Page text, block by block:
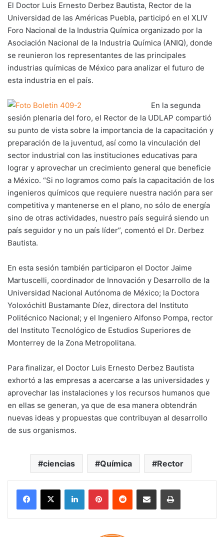
El Doctor Luis Ernesto Derbez Bautista, Rector de la
Universidad de las Américas Puebla, participó en el XLIV
Foro Nacional de la Industria Química organizado por la
Asociación Nacional de la Industria Química (ANIQ), donde
se reunieron los representantes de las principales
industrias químicas de México para analizar el futuro de
esta industria en el país.
En la segunda
sesión plenaria del foro, el Rector de la UDLAP compartió
su punto de vista sobre la importancia de la capacitación y
preparación de la juventud, así como la vinculación del
sector industrial con las instituciones educativas para
lograr y aprovechar un crecimiento general que beneficie
a México. “Si no logramos como país la capacitación de los
ingenieros químicos que requiere nuestra nación para ser
competitiva y mantenerse en el plano, no sólo de energía
sino de otras actividades, nuestro país seguirá siendo un
país seguidor y no un país líder”, comentó el Dr. Derbez
Bautista.
En esta sesión también participaron el Doctor Jaime
Martuscelli, coordinador de Innovación y Desarrollo de la
Universidad Nacional Autónoma de México; la Doctora
Yoloxóchitl Bustamante Díez, directora del Instituto
Politécnico Nacional; y el Ingeniero Alfonso Pompa, rector
del Instituto Tecnológico de Estudios Superiores de
Monterrey de la Zona Metropolitana.
Para finalizar, el Doctor Luis Ernesto Derbez Bautista
exhortó a las empresas a acercarse a las universidades y
aprovechar las instalaciones y los recursos humanos que
en ellas se generan, ya que de esa manera obtendrán
nuevas ideas y propuestas que contribuyan al desarrollo
de sus organismos.
ciencias Química Rector
LinkedInPinterestReddit Share via Email Print